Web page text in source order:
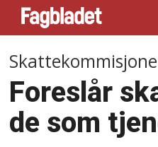
Foreslår
de som